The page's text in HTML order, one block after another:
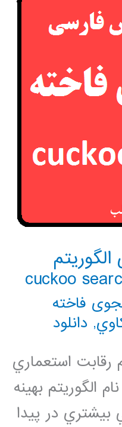
فاخته
, دانلود
رقابت استعماري
الگوريتم بهينه
بيشتري در پيدا